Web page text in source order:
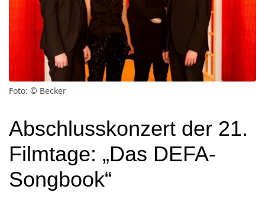
Foto: © Becker
Abschlusskonzert der 21.
Filmtage: „Das DEFA-
Songbook“